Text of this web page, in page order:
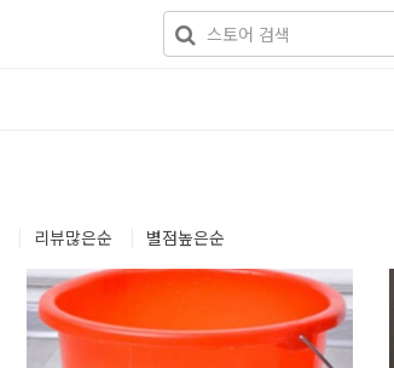
리뷰많은순 별점높은순